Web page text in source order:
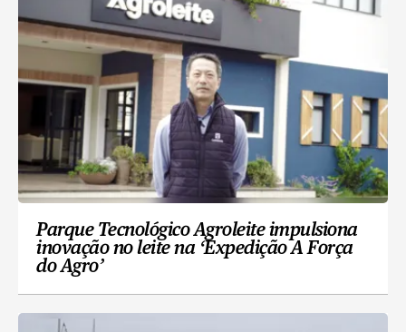
Parque Tecnológico Agroleite impulsiona
inovação no leite na ‘Expedição A Força
do Agro’